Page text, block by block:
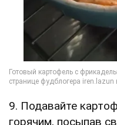
9. Подавайте
горячим, посыпав